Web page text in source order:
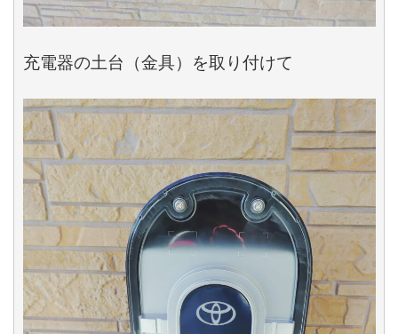
充電器の土台（金具）を取り付けて